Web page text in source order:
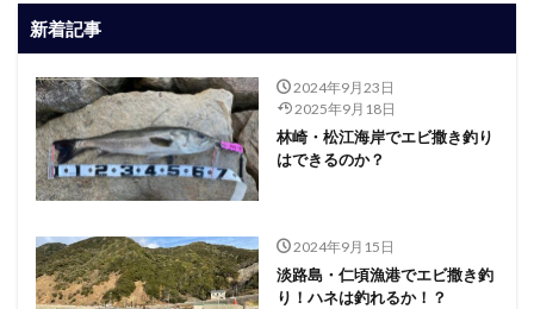
新着記事
2024年9月23日
2025年9月18日
林崎・松江海岸でエビ撒き釣り
はできるのか？
2024年9月15日
淡路島・仁頃漁港でエビ撒き釣
り！ハネは釣れるか！？